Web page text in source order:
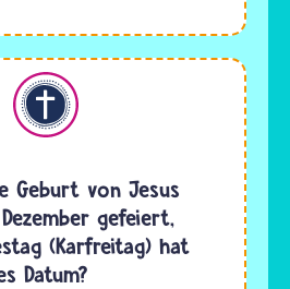
Geburt von Jesus
gefeiert,
(Karfreitag) hat
Datum?